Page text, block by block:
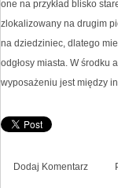
one na przykład blisko
zlokalizowany na drugim
na dziedziniec, dlatego
odgłosy miasta. W środku
wyposażeniu jest między
Dodaj Komentarz